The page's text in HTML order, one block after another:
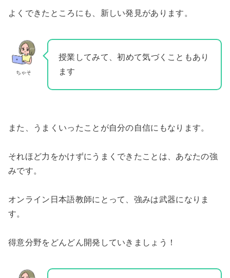
よくできたところにも、新しい発見があります。
ちゃそ
授業してみて、初めて気づくこともあり
ます
また、うまくいったことが自分の自信にもなります。
それほど力をかけずにうまくできたことは、あなたの強
みです。
オンライン日本語教師にとって、強みは武器になりま
す。
得意分野をどんどん開発していきましょう！